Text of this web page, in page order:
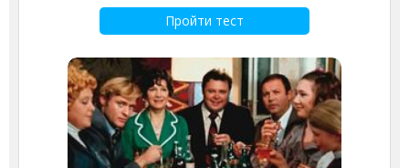
Пройти тест